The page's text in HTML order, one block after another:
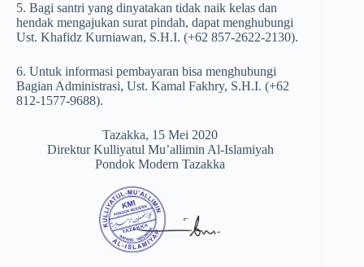
5. Bagi santri yang dinyatakan tidak naik kelas dan
hendak mengajukan surat pindah, dapat menghubungi
Ust. Khafidz Kurniawan, S.H.I. (+62 857-2622-2130).
6. Untuk informasi pembayaran bisa menghubungi
Bagian Administrasi, Ust. Kamal Fakhry, S.H.I. (+62
812-1577-9688).
Tazakka, 15 Mei 2020
Direktur Kulliyatul Mu’allimin Al-Islamiyah
Pondok Modern Tazakka